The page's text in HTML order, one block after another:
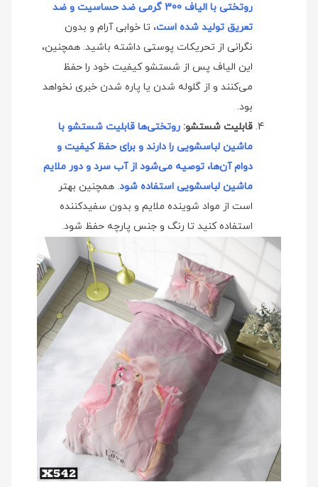
روتختی با الیاف 300 گرمی ضد حساسیت و ضد
تعریق تولید شده است، تا خوابی آرام و بدون
نگرانی از تحریکات پوستی داشته باشید. همچنین،
این الیاف پس از شستشو کیفیت خود را حفظ
می‌کنند و از گلوله شدن یا پاره شدن خبری نخواهد
بود.
قابلیت شستشو: روتختی‌ها قابلیت شستشو با
ماشین لباسشویی را دارند و برای حفظ کیفیت و
دوام آن‌ها، توصیه می‌شود از آب سرد و دور ملایم
ماشین لباسشویی استفاده شود. همچنین بهتر
است از مواد شوینده ملایم و بدون سفیدکننده
استفاده کنید تا رنگ و جنس پارچه حفظ شود.